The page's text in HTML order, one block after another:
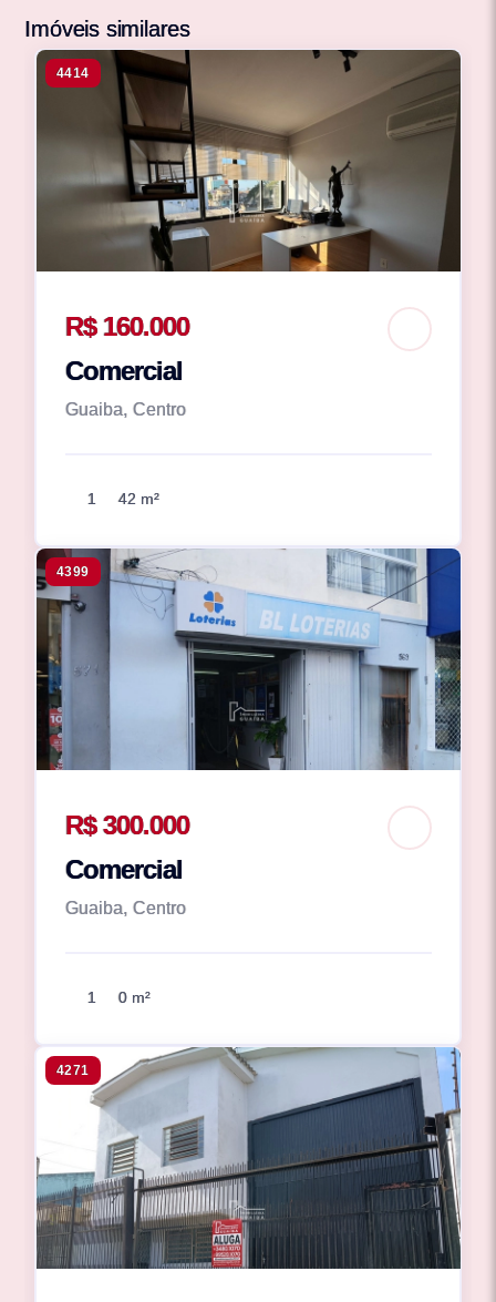
Imóveis similares
4414
R$ 160.000
Comercial
Guaiba, Centro
1 42 m²
4399
R$ 300.000
Comercial
Guaiba, Centro
1 0 m²
4271